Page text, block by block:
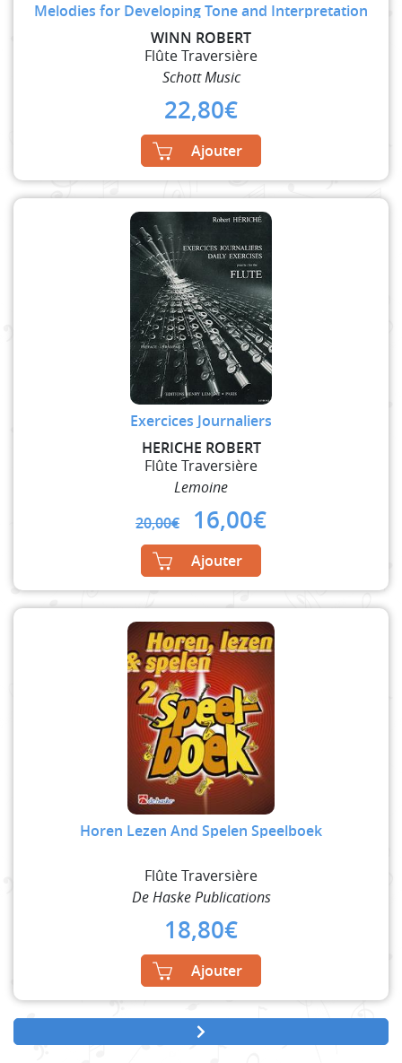
Melodies for Developing Tone and Interpretation
WINN ROBERT
Flûte Traversière
Schott Music
22,80€
Ajouter
Exercices Journaliers
HERICHE ROBERT
Flûte Traversière
Lemoine
20,00€ Original
price
was:
20,00€.
16,00€Current
16,00€.
Ajouter
Horen Lezen And Spelen Speelboek
Flûte Traversière
De Haske Publications
18,80€
Ajouter